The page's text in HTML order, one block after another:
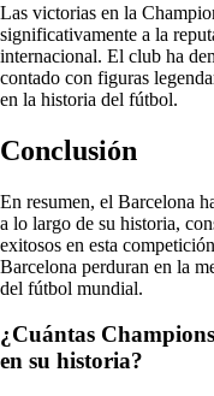
Las victorias en la
significativamente a la
internacional. El club ha
contado con figuras
en la historia del fútbol.
Conclusión
En resumen, el Barcelona
a lo largo de su historia,
exitosos en esta
Barcelona perduran en la
del fútbol mundial.
¿Cuántas
en su historia?